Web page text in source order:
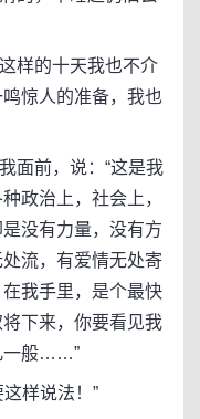
样的十天我也不介
惊人的准备，我也
前，说：“这是我
政治上，社会上，
没有力量，没有方
流，有爱情无处寄
我手里，是个最快
下来，你要看见我
一般……”
样说法！”